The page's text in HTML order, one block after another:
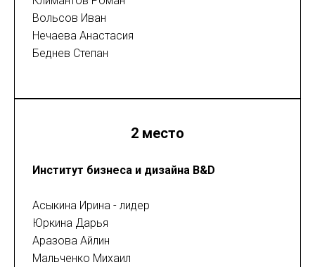
Вольсов Иван
Нечаева Анастасия
Беднев Степан
2 место
Институт бизнеса и дизайна B&D
Асыкина Ирина - лидер
Юркина Дарья
Аразова Айлин
Мальченко Михаил